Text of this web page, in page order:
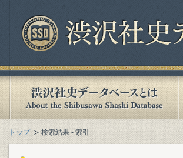
トップ 検索結果 - 索引